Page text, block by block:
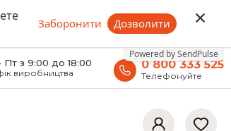
Заборонити Дозволити
Powered by SendPulse
×
Пт з 9:00 до 18:00
виробництва
0 800 333 525
Телефонуйте